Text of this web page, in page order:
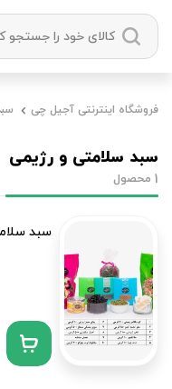
فروشگاه اینترنتی آجیل چی
سبد سلامتی و رژیمی
1 محصول
سبد